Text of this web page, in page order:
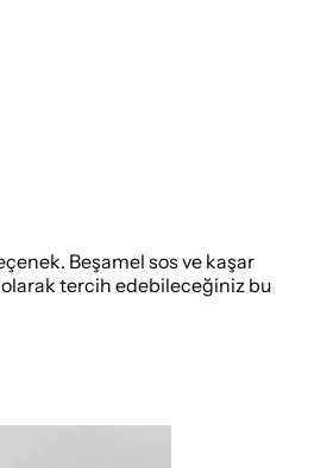
Beşamel sos ve kaşar
olarak tercih edebileceğiniz bu